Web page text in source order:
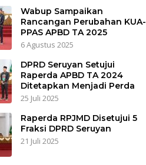
Wabup Sampaikan
Rancangan Perubahan KUA-
PPAS APBD TA 2025
6 Agustus 2025
DPRD Seruyan Setujui
Raperda APBD TA 2024
Ditetapkan Menjadi Perda
25 Juli 2025
Raperda RPJMD Disetujui 5
Fraksi DPRD Seruyan
21 Juli 2025